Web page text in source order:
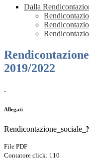
Dalla
2019/2022
.
Allegati
File PDF
Contatore click: 110